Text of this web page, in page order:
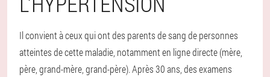
Il convient à ceux qui ont des parents de sang de personnes
atteintes de cette maladie, notamment en ligne directe (mère,
père, grand-mère, grand-père). Après 30 ans, des examens